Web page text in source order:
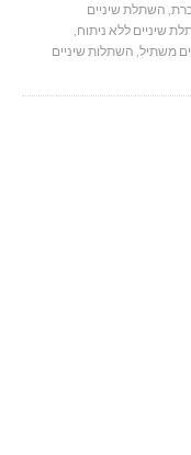
, השתלת שיניים
שיניים ללא ניתוח,
משתיל, השתלות שיניים